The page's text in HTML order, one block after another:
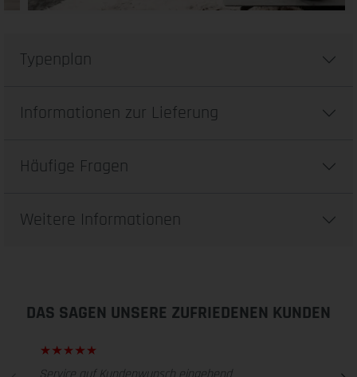
Typenplan
Informationen zur Lieferung
Häufige Fragen
Weitere Informationen
DAS SAGEN UNSERE ZUFRIEDENEN KUNDEN